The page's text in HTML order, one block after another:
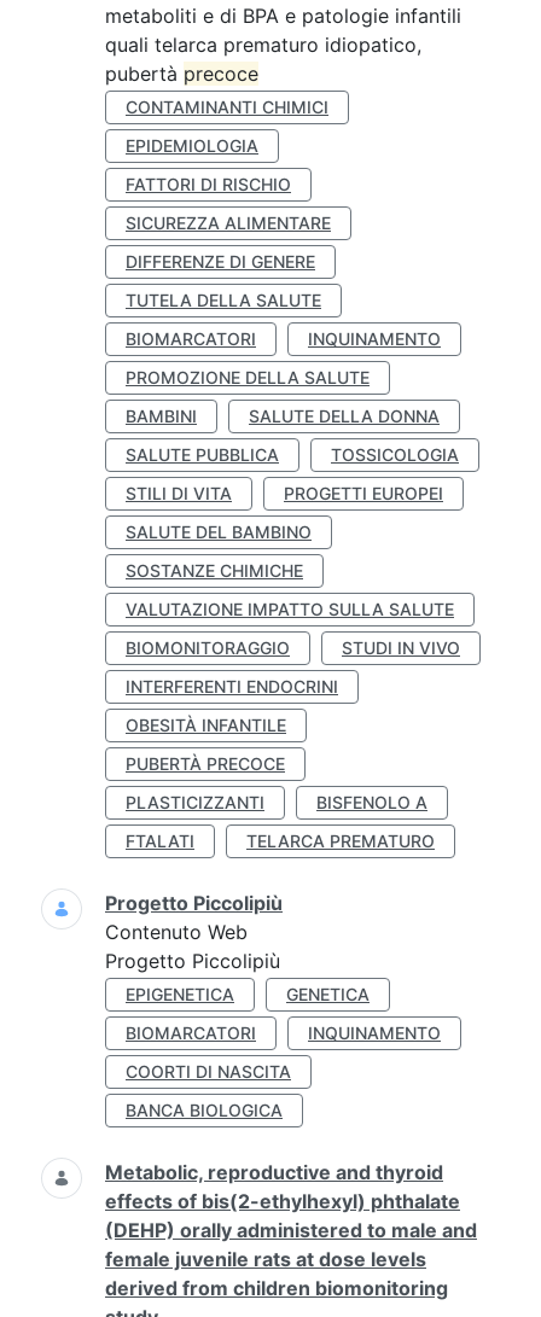
metaboliti e di BPA e patologie infantili
quali telarca prematuro idiopatico,
pubertà precoce
CONTAMINANTI CHIMICI
EPIDEMIOLOGIA
FATTORI DI RISCHIO
SICUREZZA ALIMENTARE
DIFFERENZE DI GENERE
TUTELA DELLA SALUTE
BIOMARCATORI
INQUINAMENTO
PROMOZIONE DELLA SALUTE
BAMBINI
SALUTE DELLA DONNA
SALUTE PUBBLICA
TOSSICOLOGIA
STILI DI VITA
PROGETTI EUROPEI
SALUTE DEL BAMBINO
SOSTANZE CHIMICHE
VALUTAZIONE IMPATTO SULLA SALUTE
BIOMONITORAGGIO
STUDI IN VIVO
INTERFERENTI ENDOCRINI
OBESITÀ INFANTILE
PUBERTÀ PRECOCE
PLASTICIZZANTI
BISFENOLO A
FTALATI
TELARCA PREMATURO
Progetto Piccolipiù
Contenuto Web
Progetto Piccolipiù
EPIGENETICA
GENETICA
BIOMARCATORI
INQUINAMENTO
COORTI DI NASCITA
BANCA BIOLOGICA
Metabolic, reproductive and thyroid
effects of bis(2-ethylhexyl) phthalate
(DEHP) orally administered to male and
female juvenile rats at dose levels
derived from children biomonitoring